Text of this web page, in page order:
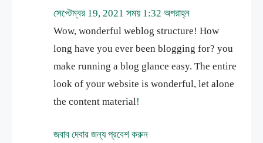
সেপ্টেম্বর 19, 2021 সময় 1:32 অপরাহ্ন
Wow, wonderful weblog structure! How
long have you ever been blogging for? you
make running a blog glance easy. The entire
look of your website is wonderful, let alone
the content material!
জবাব দেবার জন্য প্রবেশ করুন